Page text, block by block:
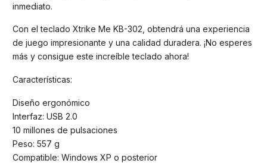
inmediato.
Con el teclado Xtrike Me KB-302, obtendrá una experiencia
de juego impresionante y una calidad duradera. ¡No esperes
más y consigue este increíble teclado ahora!
Características:
Diseño ergonómico
Interfaz: USB 2.0
10 millones de pulsaciones
Peso: 557 g
Compatible: Windows XP o posterior